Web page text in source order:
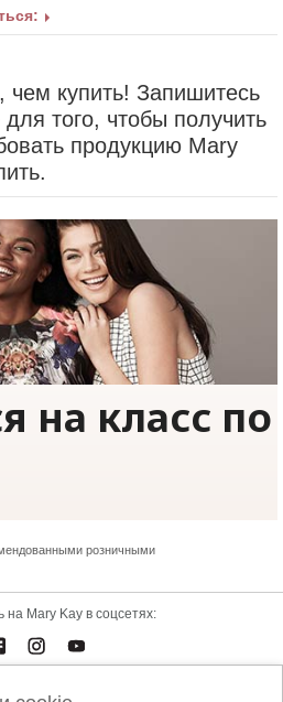
чем купить! Запишитесь
того, чтобы получить
продукцию Mary
на класс по
розничными
Mary Kay в соцсетях: